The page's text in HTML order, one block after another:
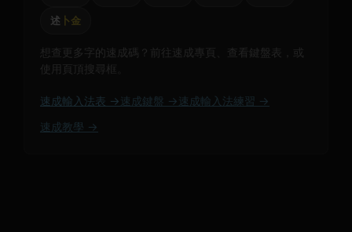
述 卜金
想查更多字的速成碼？前往速成專頁、查看鍵盤表，或
使用頁頂搜尋框。
速成輸入法表 → 速成鍵盤 → 速成輸入法練習 →
速成教學 →